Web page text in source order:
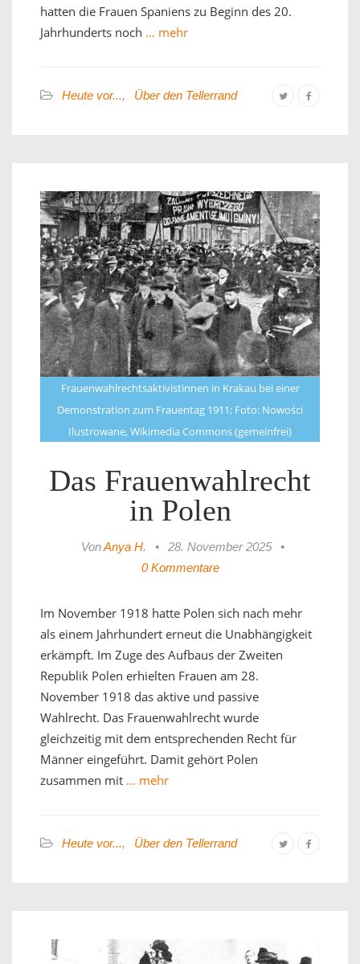
hatten die Frauen Spaniens zu Beginn des 20.
Jahrhunderts noch … mehr
Heute vor..., Über den Tellerrand
Frauenwahlrechtsaktivistinnen in Krakau bei einer
Demonstration zum Frauentag 1911; Foto: Nowości
Ilustrowane, Wikimedia Commons (gemeinfrei)
Das Frauenwahlrecht
in Polen
VonAnya H. • 28. November 2025
•
0 Kommentare
Im November 1918 hatte Polen sich nach mehr
als einem Jahrhundert erneut die Unabhängigkeit
erkämpft. Im Zuge des Aufbaus der Zweiten
Republik Polen erhielten Frauen am 28.
November 1918 das aktive und passive
Wahlrecht. Das Frauenwahlrecht wurde
gleichzeitig mit dem entsprechenden Recht für
Männer eingeführt. Damit gehört Polen
zusammen mit … mehr
Heute vor..., Über den Tellerrand